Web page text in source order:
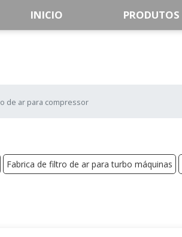
INICIO PRODUTOS
de ar para compressor
Fabrica de filtro de ar para turbo máquinas